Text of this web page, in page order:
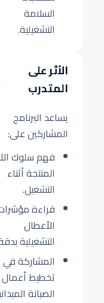
السلامة
التشغيلية.
الأثر على
المتدرب
يساعد البرنامج
المشاركين على:
فهم سلوك
المنتجة أثناء
التشغيل.
قراءة
الأعطال
التشغيلية
المشاركة في
تخطيط أعمال
الصيانة